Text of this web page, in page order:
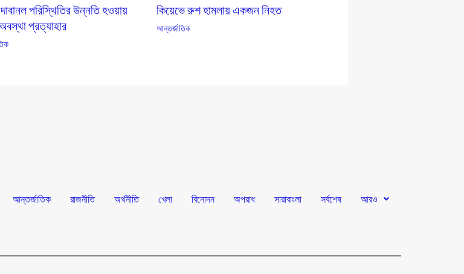
পরিস্থিতির উন্নতি হওয়ায়
প্রত্যাহার
কিয়েভে রুশ হামলায় একজন নিহত
আন্তর্জাতিক
আন্তর্জাতিক রাজনীতি অর্থনীতি খেলা বিনোদন অপরাধ সারাবাংলা সর্বশেষ আরও